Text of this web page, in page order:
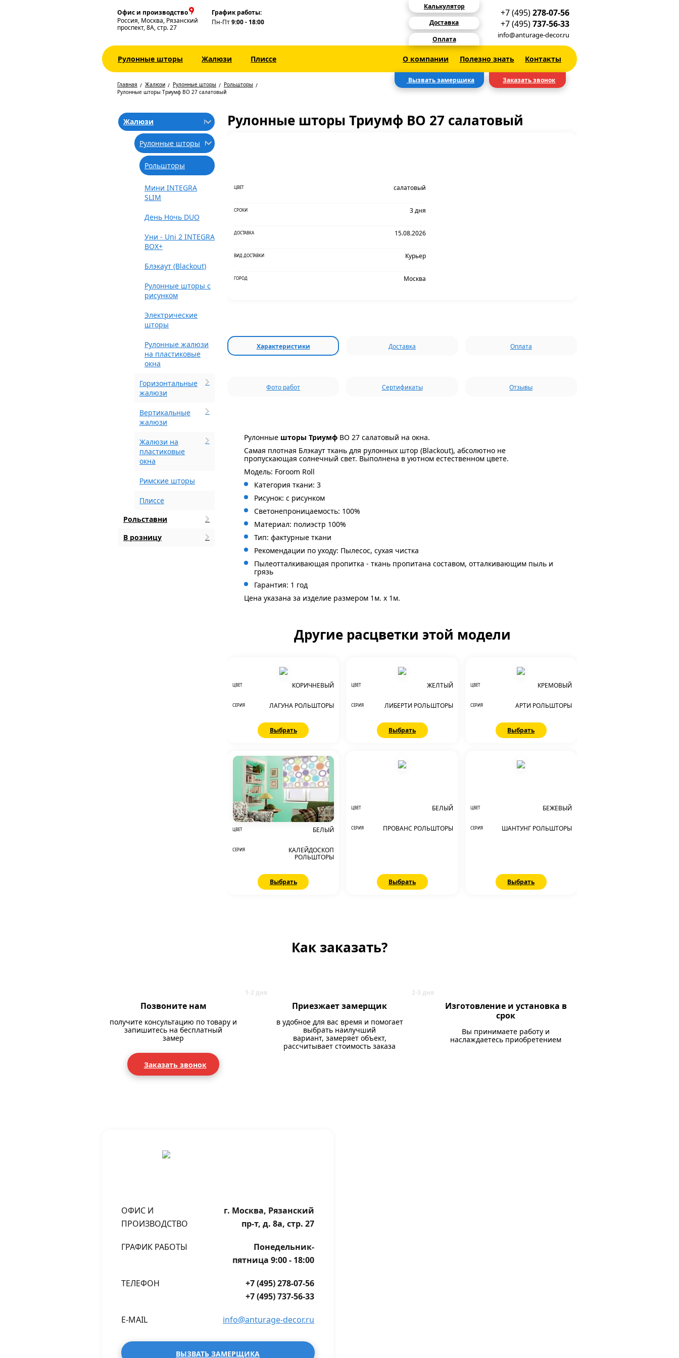
Офис и производство
Россия, Москва, Рязанский
проспект, 8А, стр. 27
График работы:
Пн-Пт9:00 - 18:00
Калькулятор
Доставка
Оплата
+7 (495)278-07-56
+7 (495)737-56-33
info@anturage-decor.ru
Рулонные шторы Жалюзи Плиссе О компании Полезно знать Контакты
Вызвать замерщика Заказать звонок
Главная Жалюзи Рулонные шторы
Рольшторы
Рулонные шторы Триумф BO 27 салатовый
Жалюзи
Рулонные шторы
Рольшторы
Мини INTEGRA
SLIM
День Ночь DUO
Уни - Uni 2 INTEGRA
BOX+
Блэкаут (Blackout)
Рулонные шторы с
рисунком
Электрические
шторы
Рулонные жалюзи
на пластиковые
окна
Горизонтальные
жалюзи
Вертикальные
жалюзи
Жалюзи на
пластиковые
окна
Римские шторы
Плиссе
Рольставни
В розницу
Рулонные шторы Триумф BO 27 салатовый
ЦВЕТ салатовый
СРОКИ 3 дня
ДОСТАВКА 15.08.2026
ВИД ДОСТАВКИ Курьер
ГОРОД Москва
Характеристики Доставка Оплата
Фото работ Сертификаты Отзывы
Рулонные шторы Триумф BO 27 салатовый на окна.
Самая плотная Блэкаут ткань для рулонных штор (Blackout), абсолютно не
пропускающая солнечный свет. Выполнена в уютном естественном цвете.
Модель: Foroom Roll
Категория ткани: 3
Рисунок: с рисунком
Светонепроницаемость: 100%
Материал: полиэстр 100%
Тип: фактурные ткани
Рекомендации по уходу: Пылесос, сухая чистка
Пылеотталкивающая пропитка - ткань пропитана составом, отталкивающим пыль и
грязь
Гарантия: 1 год
Цена указана за изделие размером 1м. x 1м.
Другие расцветки этой модели
ЦВЕТ КОРИЧНЕВЫЙ
СЕРИЯ ЛАГУНА РОЛЬШТОРЫ
Выбрать
ЦВЕТ ЖЕЛТЫЙ
СЕРИЯ ЛИБЕРТИ РОЛЬШТОРЫ
Выбрать
ЦВЕТ КРЕМОВЫЙ
СЕРИЯ АРТИ РОЛЬШТОРЫ
Выбрать
ЦВЕТ БЕЛЫЙ
СЕРИЯ
КАЛЕЙДОСКОП
РОЛЬШТОРЫ
Выбрать
ЦВЕТ БЕЛЫЙ
СЕРИЯ ПРОВАНС РОЛЬШТОРЫ
Выбрать
ЦВЕТ БЕЖЕВЫЙ
СЕРИЯ ШАНТУНГ РОЛЬШТОРЫ
Выбрать
Как заказать?
Позвоните нам
получите консультацию по товару и
запишитесь на бесплатный
замер
Заказать звонок
Приезжает замерщик
в удобное для вас время и помогает
выбрать наилучший
вариант, замеряет объект,
рассчитывает стоимость заказа
Изготовление и установка в
срок
Вы принимаете работу и
наслаждаетесь приобретением
ОФИС И
ПРОИЗВОДСТВО
г. Москва, Рязанский
пр-т, д. 8а, стр. 27
ГРАФИК РАБОТЫ
Понедельник-
пятница 9:00 - 18:00
ТЕЛЕФОН
+7 (495) 278-07-56
+7 (495) 737-56-33
E-MAIL info@anturage-decor.ru
ВЫЗВАТЬ ЗАМЕРЩИКА